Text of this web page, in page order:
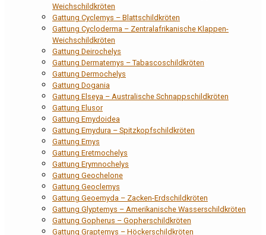
Weichschildkröten
Gattung Cyclemys – Blattschildkröten
Gattung Cycloderma – Zentralafrikanische Klappen-
Weichschildkröten
Gattung Deirochelys
Gattung Dermatemys – Tabascoschildkröten
Gattung Dermochelys
Gattung Dogania
Gattung Elseya – Australische Schnappschildkröten
Gattung Elusor
Gattung Emydoidea
Gattung Emydura – Spitzkopfschildkröten
Gattung Emys
Gattung Eretmochelys
Gattung Erymnochelys
Gattung Geochelone
Gattung Geoclemys
Gattung Geoemyda – Zacken-Erdschildkröten
Gattung Glyptemys – Amerikanische Wasserschildkröten
Gattung Gopherus – Gopherschildkröten
Gattung Graptemys – Höckerschildkröten